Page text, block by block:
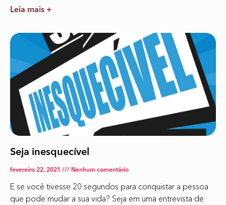
Leia mais +
Seja inesquecível
fevereiro 22, 2021 Nenhum comentário
E se você tivesse 20 segundos para conquistar a pessoa
que pode mudar a sua vida? Seja em uma entrevista de